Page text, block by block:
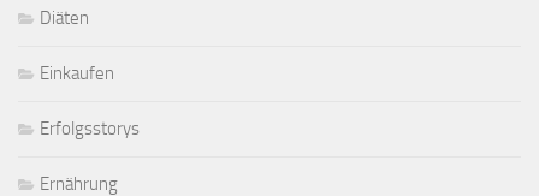
Diäten
Einkaufen
Erfolgsstorys
Ernährung